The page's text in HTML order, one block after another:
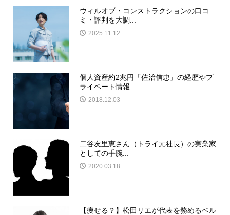
ウィルオブ・コンストラクションの口コ
ミ・評判を大調...
2025.11.12
個人資産約2兆円「佐治信忠」の経歴やプ
ライベート情報
2018.12.03
二谷友里恵さん（トライ元社長）の実業家
としての手腕...
2020.03.18
【痩せる？】松田リエが代表を務めるベル